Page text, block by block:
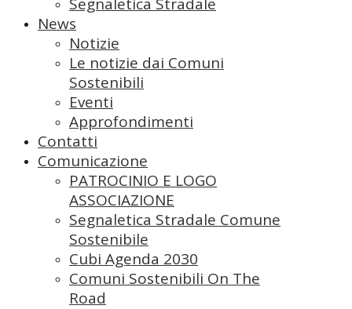
News
Notizie
Le notizie dai Comuni
Sostenibili
Eventi
Approfondimenti
Contatti
Comunicazione
PATROCINIO E LOGO
ASSOCIAZIONE
Segnaletica Stradale Comune
Sostenibile
Cubi Agenda 2030
Comuni Sostenibili On The
Road